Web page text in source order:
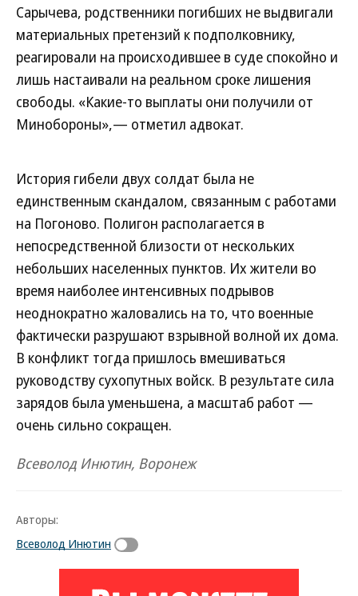
Сарычева, родственники погибших не выдвигали
материальных претензий к подполковнику,
реагировали на происходившее в суде спокойно и
лишь настаивали на реальном сроке лишения
свободы. «Какие-то выплаты они получили от
Минобороны»,— отметил адвокат.
История гибели двух солдат была не
единственным скандалом, связанным с работами
на Погоново. Полигон располагается в
непосредственной близости от нескольких
небольших населенных пунктов. Их жители во
время наиболее интенсивных подрывов
неоднократно жаловались на то, что военные
фактически разрушают взрывной волной их дома.
В конфликт тогда пришлось вмешиваться
руководству сухопутных войск. В результате сила
зарядов была уменьшена, а масштаб работ —
очень сильно сокращен.
Всеволод Инютин, Воронеж
Авторы:
Всеволод Инютин